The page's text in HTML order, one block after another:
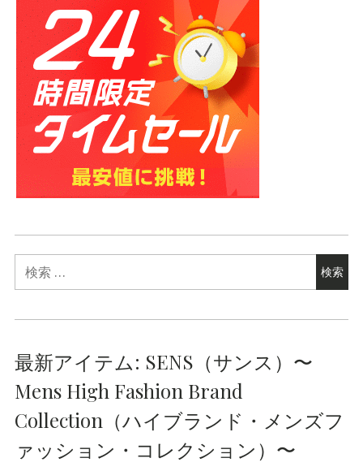
最新アイテム: SENS（サンス）〜
Mens High Fashion Brand
Collection（ハイブランド・メンズフ
ァッション・コレクション）〜